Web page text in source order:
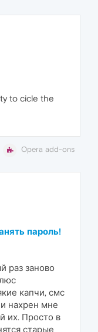
to cicle the
Opera add-ons
пароль!
раз заново
капчи, смс
нахрен мне
их. Просто в
старые